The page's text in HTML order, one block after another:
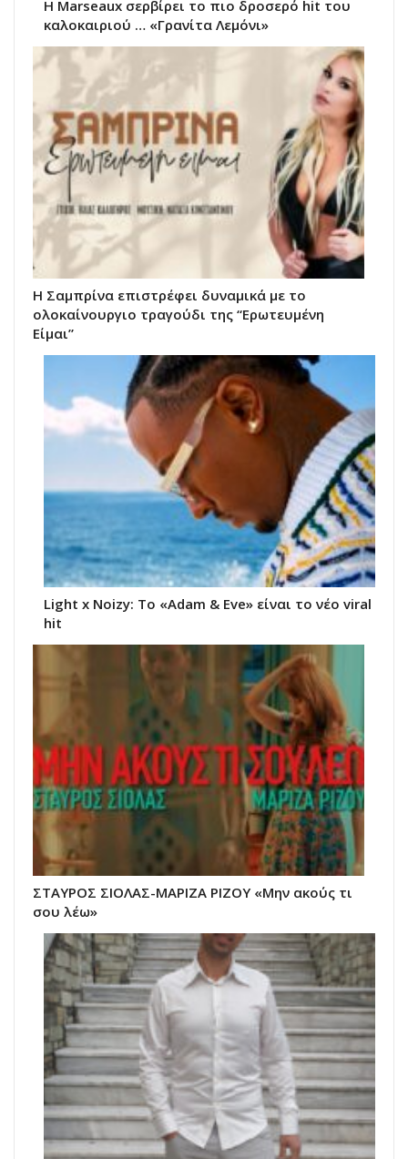
Η Marseaux σερβίρει το πιο δροσερό hit του
καλοκαιριού … «Γρανίτα Λεμόνι»
Η Σαμπρίνα επιστρέφει δυναμικά με το
ολοκαίνουργιο τραγούδι της “Ερωτευμένη
Είμαι”
Light x Noizy: Το «Adam & Eve» είναι το νέο viral
hit
ΣΤΑΥΡΟΣ ΣΙΟΛΑΣ-ΜΑΡΙΖΑ ΡΙΖΟΥ «Μην ακούς τι
σου λέω»